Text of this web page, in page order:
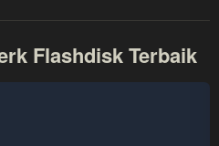
Flashdisk Terbaik